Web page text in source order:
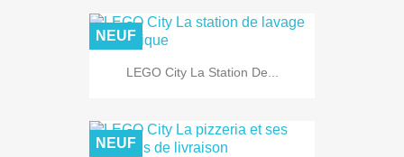
LEGO City La Station De...
NEUF
NEUF